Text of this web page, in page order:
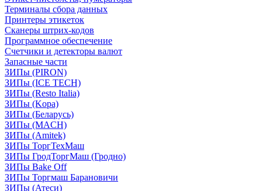
Терминалы сбора данных
Принтеры этикеток
Сканеры штрих-кодов
Программное обеспечение
Счетчики и детекторы валют
Запасные части
ЗИПы (PIRON)
ЗИПы (ICE TECH)
ЗИПы (Resto Italia)
ЗИПы (Kopa)
ЗИПы (Беларусь)
ЗИПы (MACH)
ЗИПы (Amitek)
ЗИПы ТоргТехМаш
ЗИПы ГродТоргМаш (Гродно)
ЗИПы Bake Off
ЗИПы Торгмаш Барановичи
ЗИПы (Атеси)